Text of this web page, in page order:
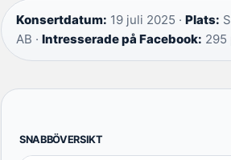
Konsertdatum: 19 juli 2025 · Plats:
AB · Intresserade på Facebook: 295
SNABBÖVERSIKT